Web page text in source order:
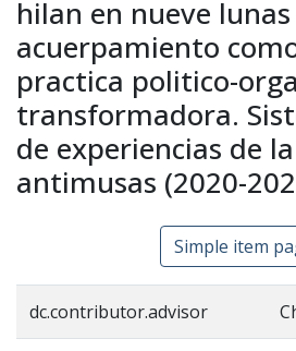
hilan en nueve
acuerpamiento
practica politico-
transformadora.
de experiencias de
antimusas (2020-
Simple item
dc.contributor.advisor